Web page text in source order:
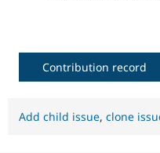
Contribution record
Add child issue, clone